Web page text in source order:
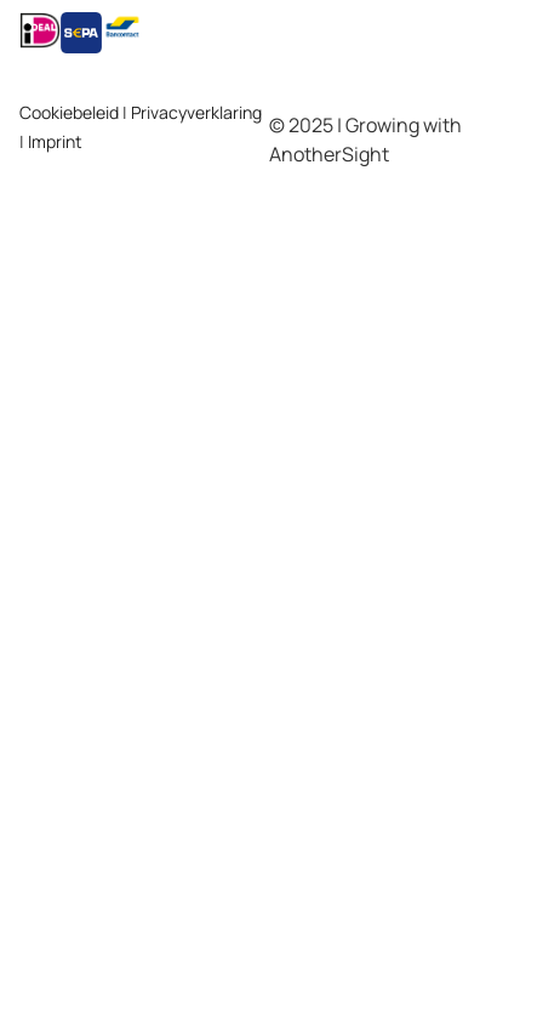
© 2025 | Growing with
AnotherSight
Cookiebeleid | Privacyverklaring
| Imprint